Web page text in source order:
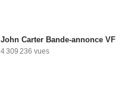
John Carter Bande-annonce VF
4 309 236 vues